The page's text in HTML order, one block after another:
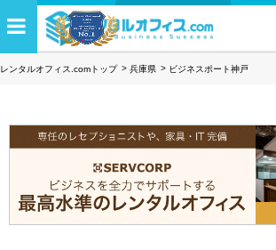
レンタルオフィス.comトップ 兵庫県 ビジネスポート神戸